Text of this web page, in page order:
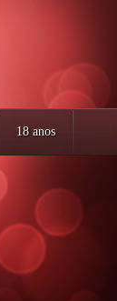
18 anos